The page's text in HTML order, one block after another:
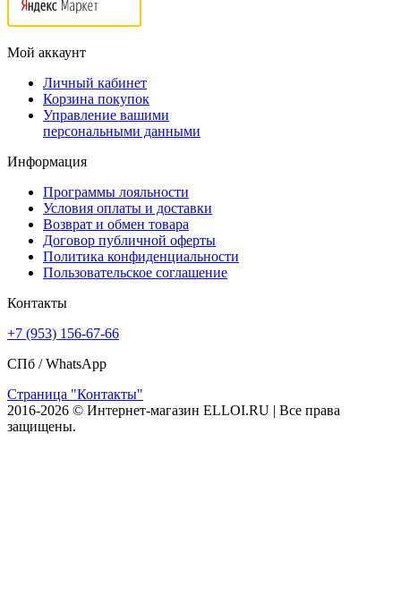
Мой аккаунт
Личный кабинет
Корзина покупок
Управление вашими
персональными данными
Информация
Программы лояльности
Условия оплаты и доставки
Возврат и обмен товара
Договор публичной оферты
Политика конфиденциальности
Пользовательское соглашение
Контакты
+7 (953) 156-67-66
СПб /WhatsApp
Страница "Контакты"
2016-2026 © Интернет-магазин ELLOI.RU | Все права
защищены.